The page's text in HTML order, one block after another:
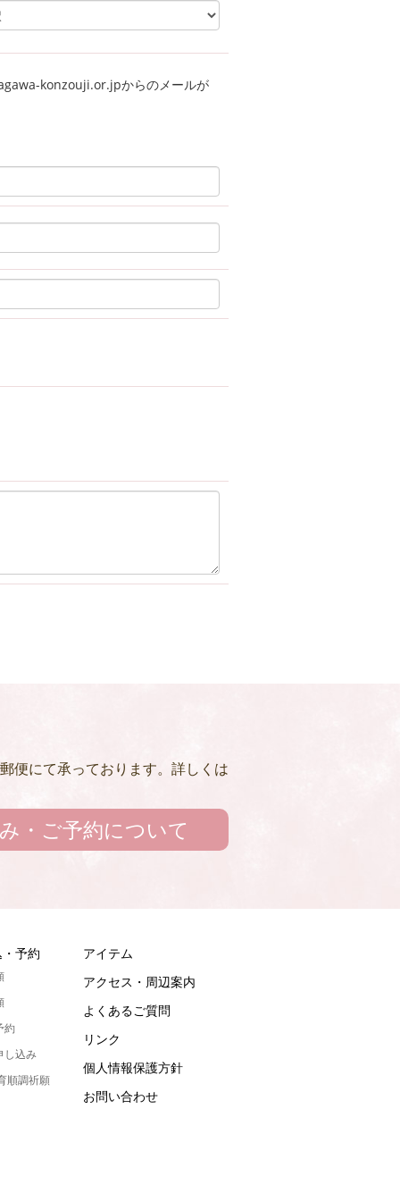
konzouji.or.jpからのメールが
便にて承っております。詳しくは
・ご予約について
予約
約
し込み
順調祈願
アイテム
アクセス・周辺案内
よくあるご質問
リンク
個人情報保護方針
お問い合わせ